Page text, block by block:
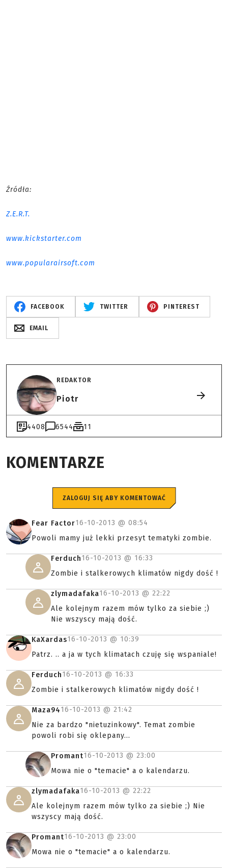
Źródła:
Z.E.R.T.
www.kickstarter.com
www.popularairsoft.com
FACEBOOK TWITTER PINTEREST
EMAIL
REDAKTOR
Piotr
4408 6544 11
KOMENTARZE
ZALOGUJ SIĘ ABY KOMENTOWAĆ
Fear Factor16-10-2013 @ 08:54
Powoli mamy już lekki przesyt tematyki zombie.
Ferduch16-10-2013 @ 16:33
Zombie i stalkerowych klimatów nigdy dość !
zlymadafaka16-10-2013 @ 22:22
Ale kolejnym razem mów tylko za siebie ;)
Nie wszyscy mają dość.
KaXardas16-10-2013 @ 10:39
Patrz. .. a ja w tych klimatach czuję się wspaniale!
Ferduch16-10-2013 @ 16:33
Zombie i stalkerowych klimatów nigdy dość !
Maza9416-10-2013 @ 21:42
Nie za bardzo "nietuzinkowy". Temat zombie
powoli robi się oklepany...
Promant16-10-2013 @ 23:00
Mowa nie o "temacie" a o kalendarzu.
zlymadafaka16-10-2013 @ 22:22
Ale kolejnym razem mów tylko za siebie ;) Nie
wszyscy mają dość.
Promant16-10-2013 @ 23:00
Mowa nie o "temacie" a o kalendarzu.